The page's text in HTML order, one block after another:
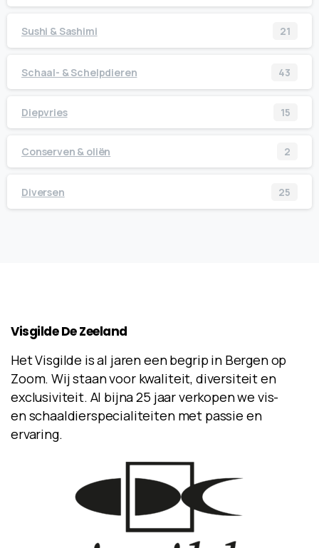
Sushi & Sashimi 21
Schaal- & Schelpdieren 43
Diepvries 15
Conserven & oliën 2
Diversen 25
Visgilde DeZeeland
Het Visgilde is al jaren een begrip in Bergen op
Zoom. Wij staan voor kwaliteit, diversiteit en
exclusiviteit. Al bijna 25 jaar verkopen we vis-
en schaaldierspecialiteiten met passie en
ervaring.